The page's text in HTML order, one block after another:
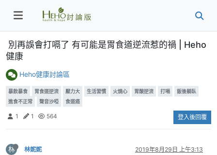
別再誤會打嗝了 有可能是胃食道逆流惹的禍 | Heho
健康
Heho健康討論區
暴飲暴食 胃食道逆流 壓力大 生活習慣 火燒心 胃酸逆流 打嗝
飯後躺臥
進食不正常
聲音沙啞 食道癌
1 1 564 登入後回覆
林 林妮妮 2019年8月29日 上午3:13